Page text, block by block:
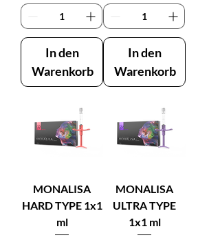
In den
Warenkorb
In den
Warenkorb
MONALISA
HARD TYPE 1x1
ml
MONALISA
ULTRA TYPE
1x1 ml